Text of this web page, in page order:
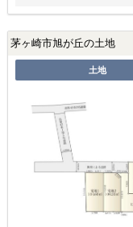
茅ヶ崎市旭が丘の土地
土地